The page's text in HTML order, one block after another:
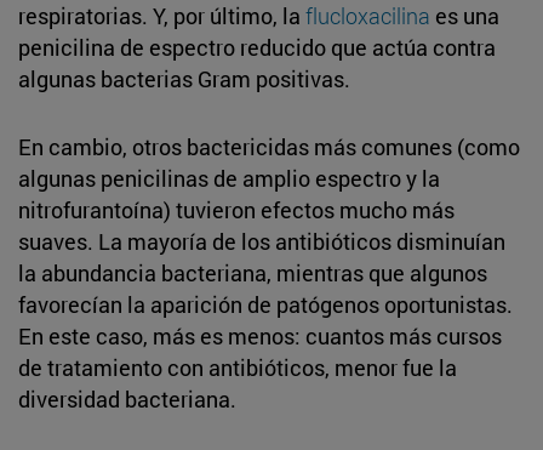
respiratorias. Y, por último, la flucloxacilina es una
penicilina de espectro reducido que actúa contra
algunas bacterias Gram positivas.
En cambio, otros bactericidas más comunes (como
algunas penicilinas de amplio espectro y la
nitrofurantoína) tuvieron efectos mucho más
suaves. La mayoría de los antibióticos disminuían
la abundancia bacteriana, mientras que algunos
favorecían la aparición de patógenos oportunistas.
En este caso, más es menos: cuantos más cursos
de tratamiento con antibióticos, menor fue la
diversidad bacteriana.